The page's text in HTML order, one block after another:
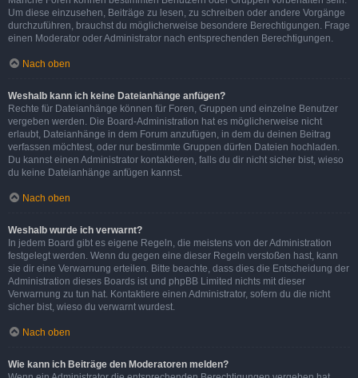
Um diese einzusehen, Beiträge zu lesen, zu schreiben oder andere Vorgänge
durchzuführen, brauchst du möglicherweise besondere Berechtigungen. Frage
einen Moderator oder Administrator nach entsprechenden Berechtigungen.
Nach oben
Weshalb kann ich keine Dateianhänge anfügen?
Rechte für Dateianhänge können für Foren, Gruppen und einzelne Benutzer
vergeben werden. Die Board-Administration hat es möglicherweise nicht
erlaubt, Dateianhänge in dem Forum anzufügen, in dem du deinen Beitrag
verfassen möchtest, oder nur bestimmte Gruppen dürfen Dateien hochladen.
Du kannst einen Administrator kontaktieren, falls du dir nicht sicher bist, wieso
du keine Dateianhänge anfügen kannst.
Nach oben
Weshalb wurde ich verwarnt?
In jedem Board gibt es eigene Regeln, die meistens von der Administration
festgelegt werden. Wenn du gegen eine dieser Regeln verstoßen hast, kann
sie dir eine Verwarnung erteilen. Bitte beachte, dass dies die Entscheidung der
Administration dieses Boards ist und phpBB Limited nichts mit dieser
Verwarnung zu tun hat. Kontaktiere einen Administrator, sofern du die nicht
sicher bist, wieso du verwarnt wurdest.
Nach oben
Wie kann ich Beiträge den Moderatoren melden?